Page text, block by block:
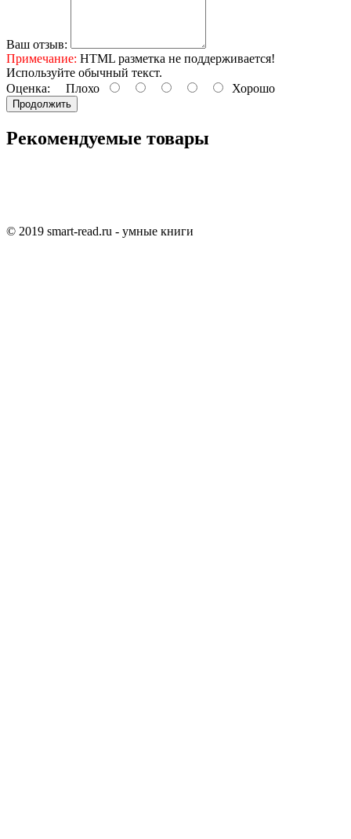
Ваш отзыв:
Примечание: HTML разметка не поддерживается!
Используйте обычный текст.
Оценка: Плохо Хорошо
Продолжить
Рекомендуемые товары
© 2019 smart-read.ru - умные книги